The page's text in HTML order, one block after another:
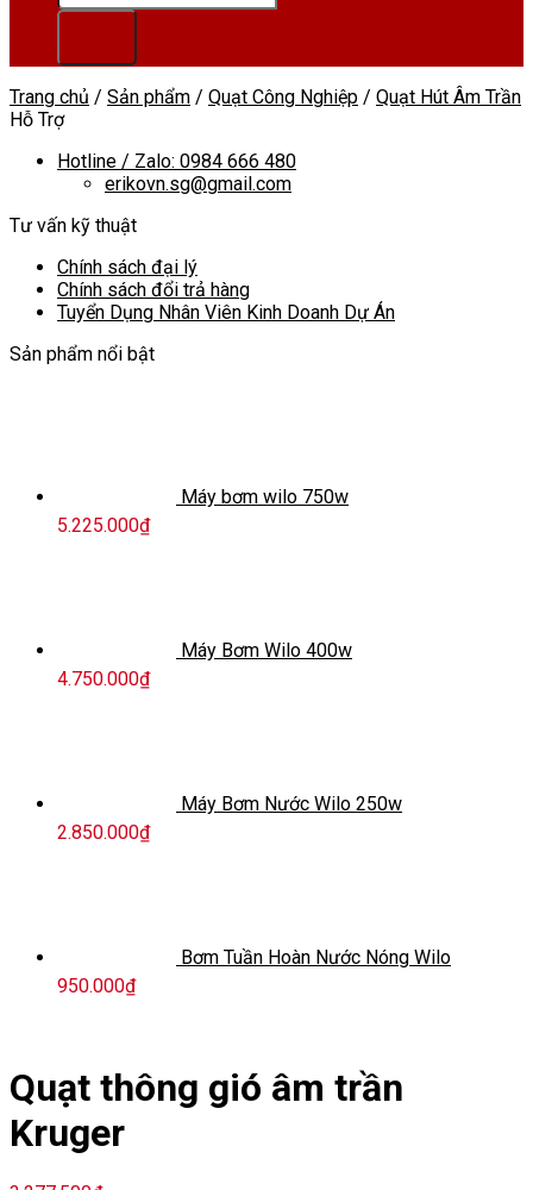
Trang chủ / Sản phẩm / Quạt Công Nghiệp / Quạt Hút Âm Trần
Hỗ Trợ
Hotline / Zalo: 0984 666 480
erikovn.sg@gmail.com
Tư vấn kỹ thuật
Chính sách đại lý
Chính sách đổi trả hàng
Tuyển Dụng Nhân Viên Kinh Doanh Dự Án
Sản phẩm nổi bật
Máy bơm wilo 750w
5.225.000₫
Máy Bơm Wilo 400w
4.750.000₫
Máy Bơm Nước Wilo 250w
2.850.000₫
Bơm Tuần Hoàn Nước Nóng Wilo
950.000₫
Quạt thông gió âm trần
Kruger